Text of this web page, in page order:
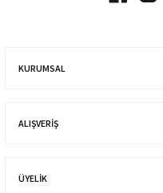
KURUMSAL
ALIŞVERIŞ
ÜYELİK